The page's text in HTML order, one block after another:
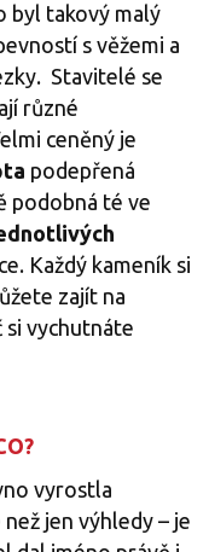
byl takový malý
s věžemi a
Stavitelé se
různé
ceněný je
podepřená
podobná té ve
Každý kameník si
zajít na
vychutnáte
vyrostla
jen výhledy – je